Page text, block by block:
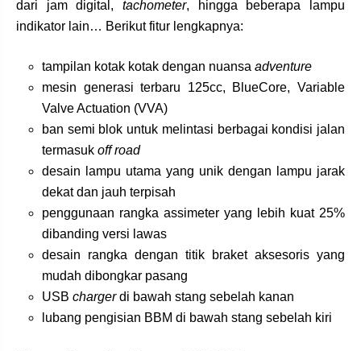
dari jam digital, tachometer, hingga beberapa lampu
indikator lain… Berikut fitur lengkapnya:
tampilan kotak kotak dengan nuansa adventure
mesin generasi terbaru 125cc, BlueCore, Variable
Valve Actuation (VVA)
ban semi blok untuk melintasi berbagai kondisi jalan
termasuk off road
desain lampu utama yang unik dengan lampu jarak
dekat dan jauh terpisah
penggunaan rangka assimeter yang lebih kuat 25%
dibanding versi lawas
desain rangka dengan titik braket aksesoris yang
mudah dibongkar pasang
USB chargerdi bawah stang sebelah kanan
lubang pengisian BBM di bawah stang sebelah kiri